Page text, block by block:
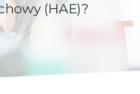
(HAE)?